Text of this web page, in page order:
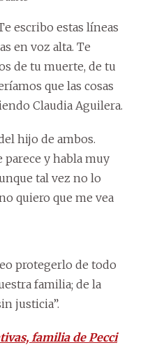
escribo estas líneas
en voz alta. Te
de tu muerte, de tu
que las cosas
Claudia Aguilera.
hijo de ambos.
parece y habla muy
tal vez no lo
quiero que me vea
protegerlo de todo
familia; de la
justicia”.
familia de Pecci